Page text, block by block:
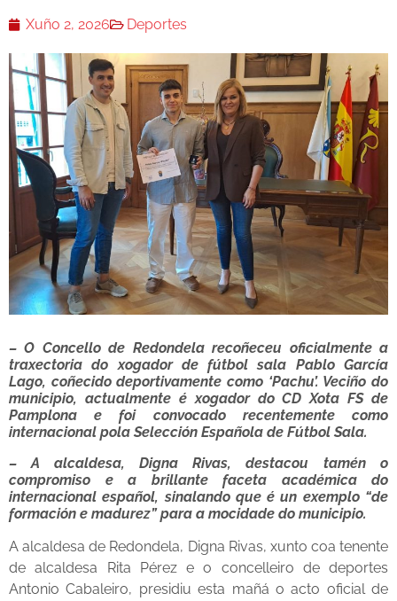
Xuño 2, 2026 Deportes
– O Concello de Redondela recoñeceu oficialmente a
traxectoria do xogador de fútbol sala Pablo García
Lago, coñecido deportivamente como ‘Pachu’. Veciño do
municipio, actualmente é xogador do CD Xota FS de
Pamplona e foi convocado recentemente como
internacional pola Selección Española de Fútbol Sala.
– A alcaldesa, Digna Rivas, destacou tamén o
compromiso e a brillante faceta académica do
internacional español, sinalando que é un exemplo “de
formación e madurez” para a mocidade do municipio.
A alcaldesa de Redondela, Digna Rivas, xunto coa tenente
de alcaldesa Rita Pérez e o concelleiro de deportes
Antonio Cabaleiro, presidiu esta mañá o acto oficial de